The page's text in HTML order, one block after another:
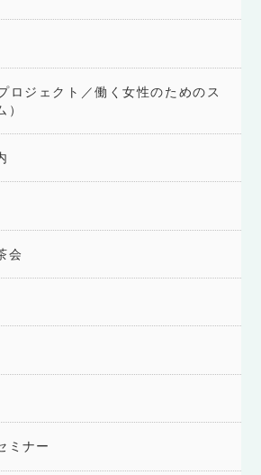
ロジェクト／働く女性のためのス
会
ミナー